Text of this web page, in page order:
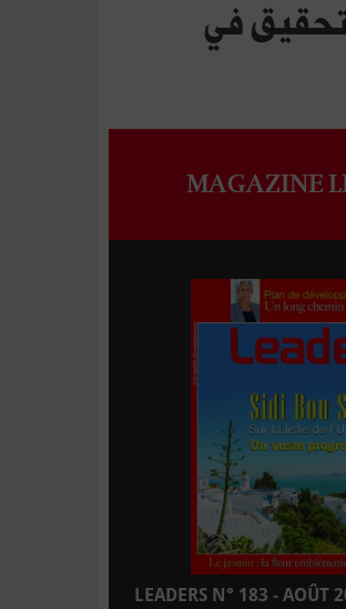
بفتح تحقيق في
MAGAZINE
LEADERS N° 183 - AOÛT